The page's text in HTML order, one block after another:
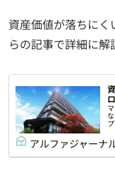
資産価値が落ちに
らの記事で詳細に解
アルファジャーナ